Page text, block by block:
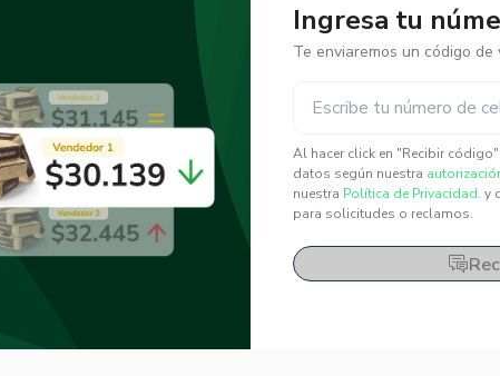
Ingresa tu
Te enviaremos un código de
Al hacer click en "Recibir
datos según nuestra
nuestra Política de Privacidad. y
para solicitudes o reclamos.